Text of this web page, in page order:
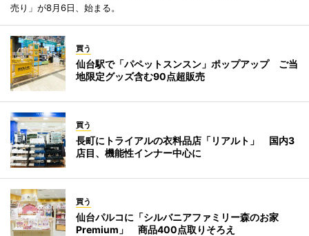
売り」が8月6日、始まる。
買う
仙台駅で「パペットスンスン」ポップアップ ご当
地限定グッズ含む90点超販売
買う
長町にトライアルの衣料品店「リアルト」 国内3
店目、機能性インナー中心に
買う
仙台パルコに「シルバニアファミリー森のお家
Premium」 商品400点取りそろえ